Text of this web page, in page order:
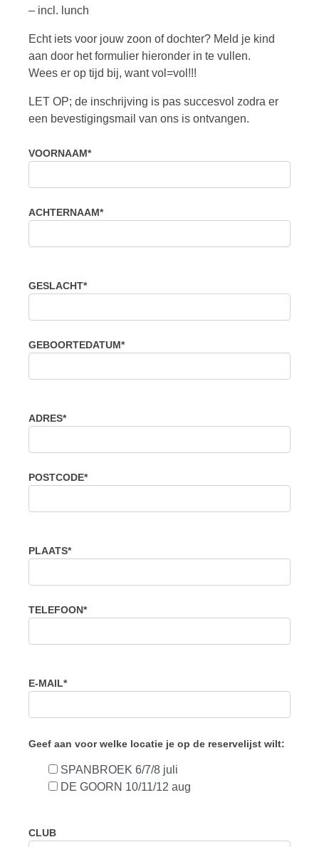
– incl. lunch
Echt iets voor jouw zoon of dochter? Meld je kind
aan door het formulier hieronder in te vullen.
Wees er op tijd bij, want vol=vol!!!
LET OP; de inschrijving is pas succesvol zodra er
een bevestigingsmail van ons is ontvangen.
VOORNAAM*
ACHTERNAAM*
GESLACHT*
GEBOORTEDATUM*
ADRES*
POSTCODE*
PLAATS*
TELEFOON*
E-MAIL*
Geef aan voor welke locatie je op de reservelijst wilt:
SPANBROEK 6/7/8 juli
DE GOORN 10/11/12 aug
CLUB